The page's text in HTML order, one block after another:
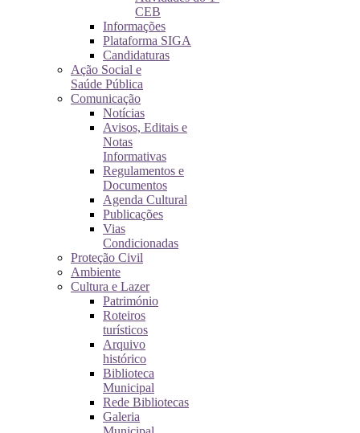
CEB
Informações
Plataforma SIGA
Candidaturas
Ação Social e
Saúde Pública
Comunicação
Notícias
Avisos, Editais e
Notas
Informativas
Regulamentos e
Documentos
Agenda Cultural
Publicações
Vias
Condicionadas
Proteção Civil
Ambiente
Cultura e Lazer
Património
Roteiros
turísticos
Arquivo
histórico
Biblioteca
Municipal
Rede Bibliotecas
Galeria